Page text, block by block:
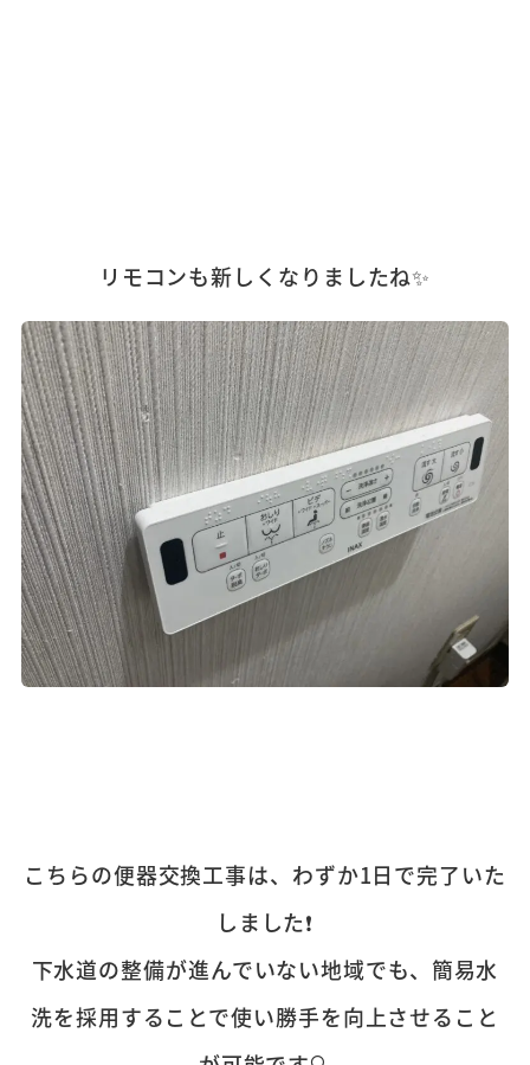
リモコンも新しくなりましたね✨
こちらの便器交換工事は、わずか1日で完了いた
しました❗
下水道の整備が進んでいない地域でも、簡易水
洗を採用することで使い勝手を向上させること